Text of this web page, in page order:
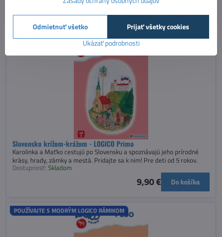
Slovensko krížom-krážom - LOGICO Primo
POUŽÍVAJTE S MODRÝM LOGICO RÁMIKOM
Karolinka a Maťko cestujú po Slovensku a spoznávajú jeho prírodné
krásy, hrady, zámky a mestá. Pridajte sa k nim! Pre deti od 5 rokov.
Dostupnosť: Skladom
9,90 € Do košíka
POUŽÍVAJTE S MODRÝM LOGICO RÁMIKOM
Ukázať podrobnosti
Prijať všetky cookies
Odmietnuť všetko